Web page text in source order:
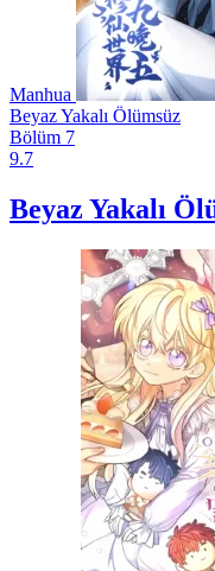
Manhua
Beyaz Yakalı Ölümsüz
Bölüm 7
9.7
Beyaz Yakalı